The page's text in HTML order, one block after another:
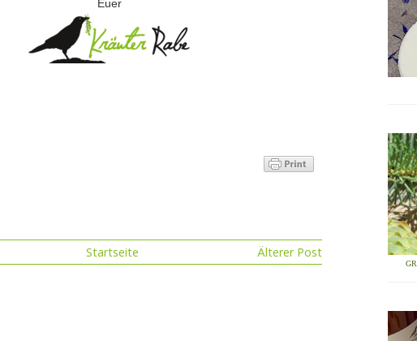
Euer
Älterer Post
Startseite